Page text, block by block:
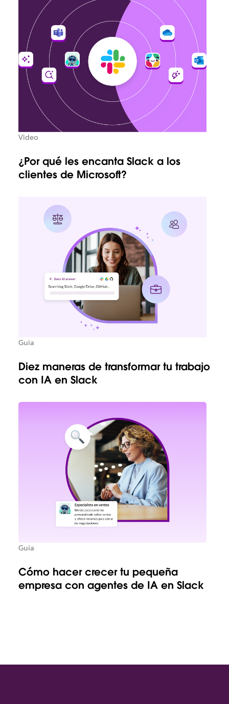
Video
¿Por qué les encanta Slack a los
clientes de Microsoft?
Guía
Diez maneras de transformar tu trabajo
con IA en Slack
Guía
Cómo hacer crecer tu pequeña
empresa con agentes de IA en Slack